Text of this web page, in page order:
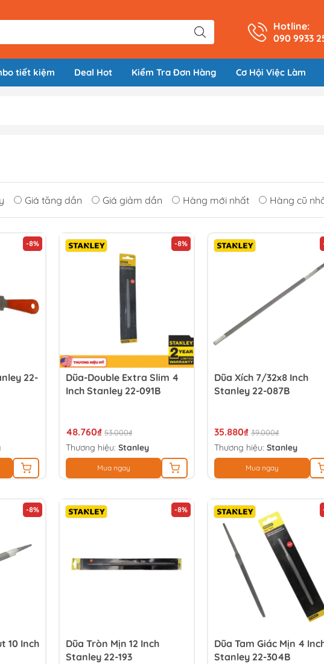
Hotline:
090 9933
tiết kiệm Deal Hot Kiểm Tra Đơn Hàng Cơ Hội Việc Làm
Giá tăng dần Giá giảm dần Hàng mới nhất Hàng cũ
-8%
22-
-8%
Dũa-Double Extra Slim 4
Inch Stanley 22-091B
48.760₫ 53.000₫
Thương hiệu: Stanley
Mua ngay
Dũa Xích 7/32x8 Inch
Stanley 22-087B
35.880₫ 39.000₫
Thương hiệu: Stanley
Mua ngay
-8%
10 Inch
-8%
Dũa Tròn Mịn 12 Inch
Stanley 22-193
Dũa Tam Giác Mịn 4
Stanley 22-304B